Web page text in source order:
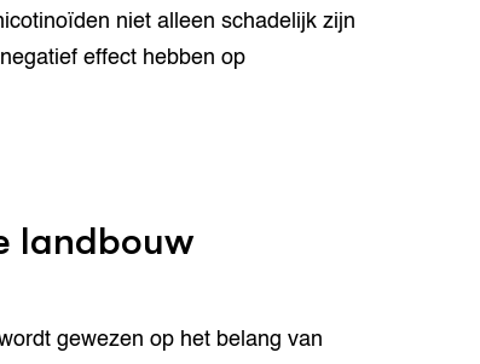
niet alleen schadelijk zijn
effect hebben op
landbouw
gewezen op het belang van